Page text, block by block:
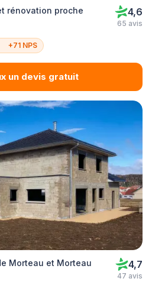
rénovation proche
4,6
65 avis
+71 NPS
un devis gratuit
Morteau et Morteau 4,7
47 avis